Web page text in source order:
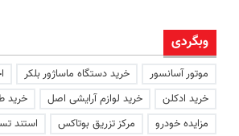
وبگردی
موتور آسانسور خرید دستگاه ماساژور بلکر
خرید ادکلن
خرید لوازم آرایشی اصل
خرید
مزایده خودرو
مرکز تزریق بوتاکس استند